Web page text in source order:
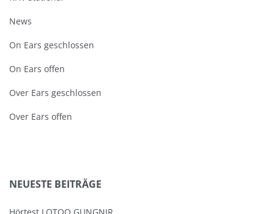
News
On Ears geschlossen
On Ears offen
Over Ears geschlossen
Over Ears offen
NEUESTE BEITRÄGE